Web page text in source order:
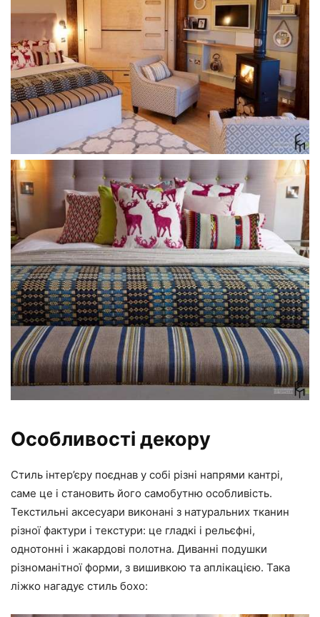
Особливості декору
Стиль інтер’єру поєднав у собі різні напрями кантрі,
саме це і становить його самобутню особливість.
Текстильні аксесуари виконані з натуральних тканин
різної фактури і текстури: це гладкі і рельєфні,
однотонні і жакардові полотна. Диванні подушки
різноманітної форми, з вишивкою та аплікацією. Така
ліжко нагадує стиль бохо: